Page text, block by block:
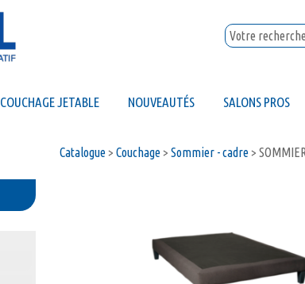
COUCHAGE JETABLE NOUVEAUTÉS SALONS PROS
Catalogue> Couchage> Sommier - cadre>